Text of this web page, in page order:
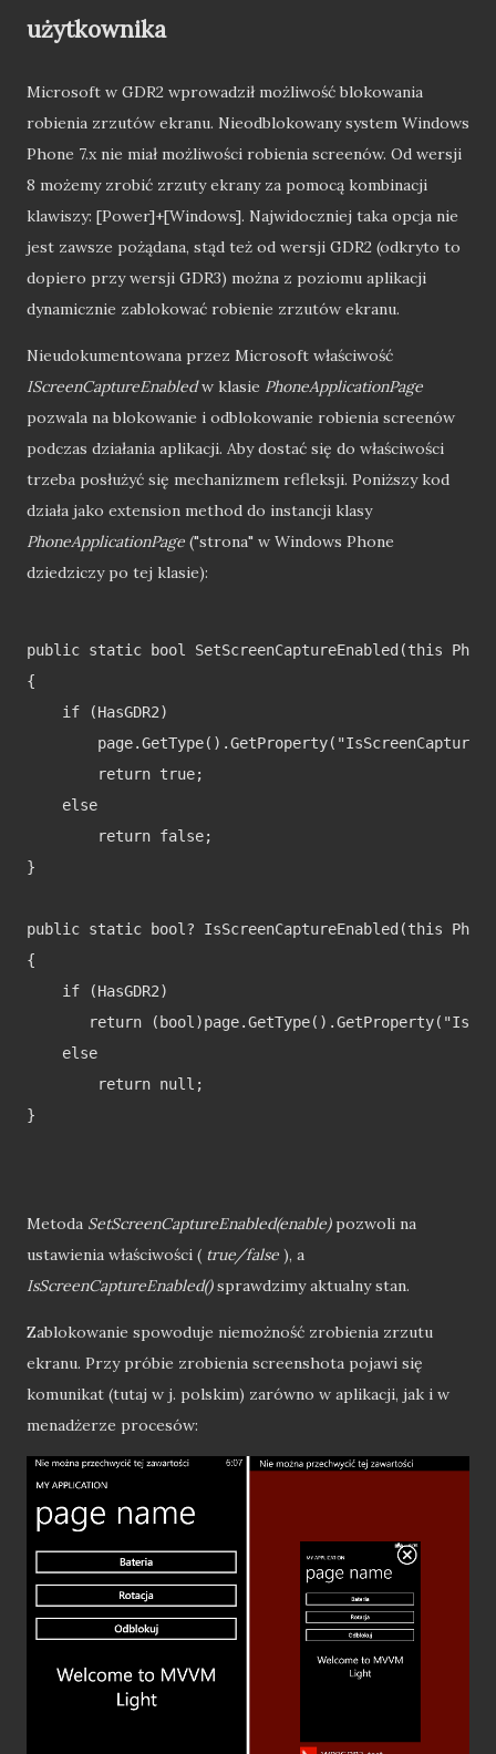
użytkownika
Microsoft w GDR2 wprowadził możliwość blokowania
robienia zrzutów ekranu. Nieodblokowany system Windows
Phone 7.x nie miał możliwości robienia screenów. Od wersji
8 możemy zrobić zrzuty ekrany za pomocą kombinacji
klawiszy: [Power]+[Windows]. Najwidoczniej taka opcja nie
jest zawsze pożądana, stąd też od wersji GDR2 (odkryto to
dopiero przy wersji GDR3) można z poziomu aplikacji
dynamicznie zablokować robienie zrzutów ekranu.
Nieudokumentowana przez Microsoft właściwość
IScreenCaptureEnabledw klasie PhoneApplicationPage
pozwala na blokowanie i odblokowanie robienia screenów
podczas działania aplikacji. Aby dostać się do właściwości
trzeba posłużyć się mechanizmem refleksji. Poniższy kod
działa jako extension method do instancji klasy
PhoneApplicationPage ("strona" w Windows Phone
dziedziczy po tej klasie):
public static bool SetScreenCaptureEnabled(this
{
    if (HasGDR2)
        return true;
    else
        return false;
}
public static bool? IsScreenCaptureEnabled(this
{
    if (HasGDR2)
return
    else
        return null;
}
Metoda SetScreenCaptureEnabled(enable)pozwoli na
ustawienia właściwości ( true/false ), a
IsScreenCaptureEnabled()sprawdzimy aktualny stan.
Zablokowanie spowoduje niemożność zrobienia zrzutu
ekranu. Przy próbie zrobienia screenshota pojawi się
komunikat (tutaj w j. polskim) zarówno w aplikacji, jak i w
menadżerze procesów: